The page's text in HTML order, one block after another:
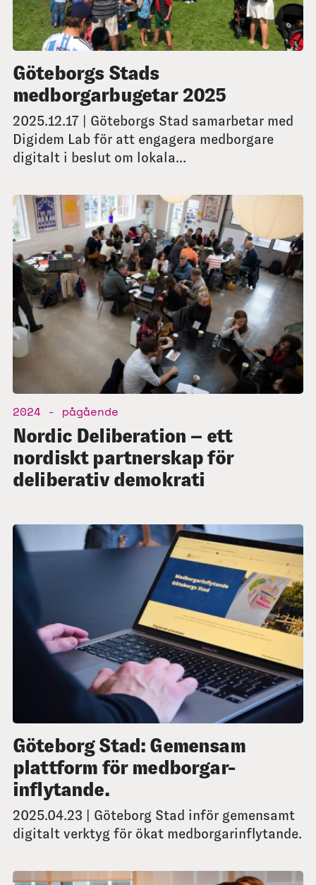
Göteborgs Stads
medborgarbugetar 2025
2025.12.17 | Göteborgs Stad samarbetar med
Digidem Lab för att engagera medborgare
digitalt i beslut om lokala...
2024 - pågående
Nordic Deliberation – ett
nordiskt partnerskap för
deliberativ demokrati
Göteborg Stad: Gemensam
plattform för medborgar-
inflytande.
2025.04.23 | Göteborg Stad inför gemensamt
digitalt verktyg för ökat medborgarinflytande.